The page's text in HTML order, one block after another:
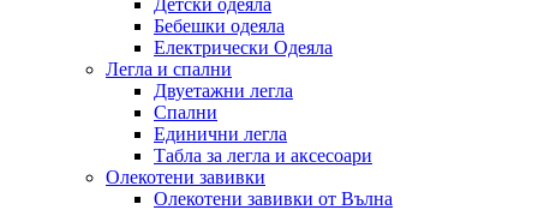
Детски одеяла
Бебешки одеяла
Електрически Одеяла
Легла и спални
Двуетажни легла
Спални
Единични легла
Табла за легла и аксесоари
Олекотени завивки
Олекотени завивки от Вълна